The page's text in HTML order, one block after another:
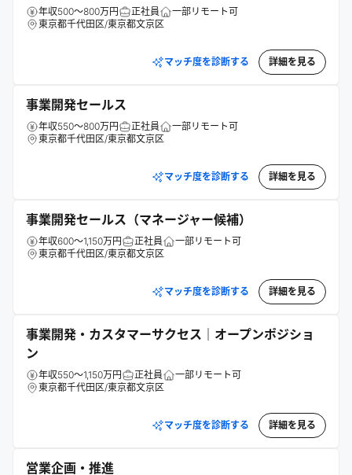
年収500～800万円 正社員
一部リモート可
東京都千代田区/東京都文京区
マッチ度を診断する 詳細を見る
事業開発セールス
年収550～800万円 正社員
一部リモート可
東京都千代田区/東京都文京区
マッチ度を診断する 詳細を見る
事業開発セールス（マネージャー候補）
年収600～1,150万円 正社員
一部リモート可
東京都千代田区/東京都文京区
マッチ度を診断する 詳細を見る
事業開発・カスタマーサクセス｜オープンポジショ
ン
年収550～1,150万円 正社員
一部リモート可
東京都千代田区/東京都文京区
マッチ度を診断する 詳細を見る
営業企画・推進